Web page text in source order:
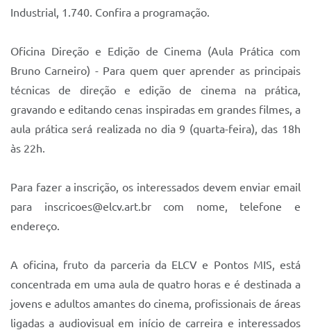
Sistema Colab
Autarquias
Industrial, 1.740. Confira a programação.
Oficina Direção e Edição de Cinema (Aula Prática com
Bruno Carneiro) - Para quem quer aprender as principais
técnicas de direção e edição de cinema na prática,
gravando e editando cenas inspiradas em grandes filmes, a
aula prática será realizada no dia 9 (quarta-feira), das 18h
às 22h.
Para fazer a inscrição, os interessados devem enviar email
para inscricoes@elcv.art.br com nome, telefone e
endereço.
A oficina, fruto da parceria da ELCV e Pontos MIS, está
concentrada em uma aula de quatro horas e é destinada a
jovens e adultos amantes do cinema, profissionais de áreas
ligadas a audiovisual em início de carreira e interessados